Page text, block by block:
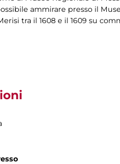
ammirare presso il
tra il 1608 e il 1609 su